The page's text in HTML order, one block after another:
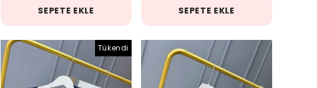
SEPETE EKLE SEPETE EKLE
Tükendi